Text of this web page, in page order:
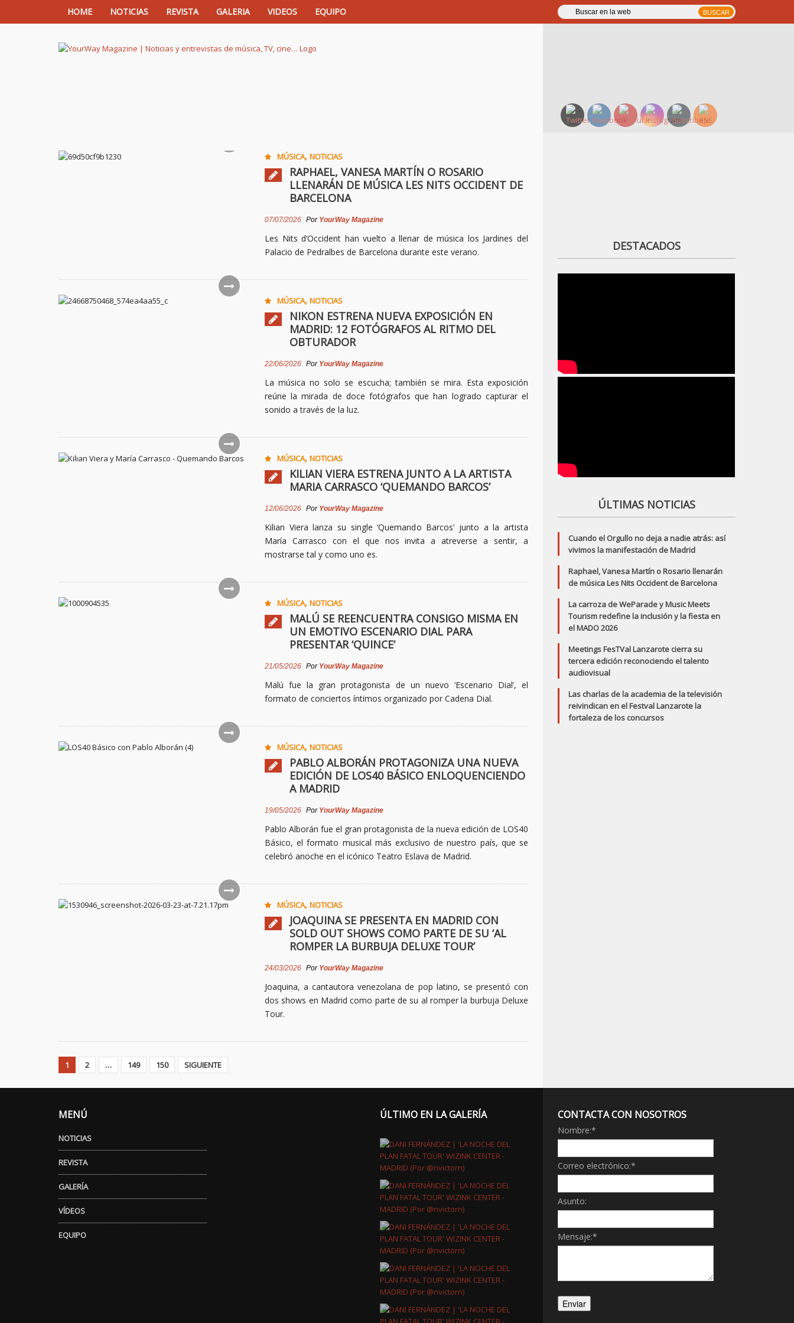
HOME NOTICIAS REVISTA GALERIA VIDEOS EQUIPO
MÚSICA, NOTICIAS
RAPHAEL, VANESA MARTÍN O ROSARIO
LLENARÁN DE MÚSICA LES NITS OCCIDENT DE
BARCELONA
07/07/2026 Por YourWay Magazine
Les Nits d’Occident han vuelto a llenar de música los Jardines del
Palacio de Pedralbes de Barcelona durante este verano.
MÚSICA, NOTICIAS
NIKON ESTRENA NUEVA EXPOSICIÓN EN
MADRID: 12 FOTÓGRAFOS AL RITMO DEL
OBTURADOR
22/06/2026 Por YourWay Magazine
La música no solo se escucha; también se mira. Esta exposición
reúne la mirada de doce fotógrafos que han logrado capturar el
sonido a través de la luz.
MÚSICA, NOTICIAS
KILIAN VIERA ESTRENA JUNTO A LA ARTISTA
MARIA CARRASCO ‘QUEMANDO BARCOS’
12/06/2026 Por YourWay Magazine
Kilian Viera lanza su single ‘Quemando Barcos’ junto a la artista
María Carrasco con el que nos invita a atreverse a sentir, a
mostrarse tal y como uno es.
MÚSICA, NOTICIAS
MALÚ SE REENCUENTRA CONSIGO MISMA EN
UN EMOTIVO ESCENARIO DIAL PARA
PRESENTAR ‘QUINCE’
21/05/2026 Por YourWay Magazine
Malú fue la gran protagonista de un nuevo ‘Escenario Dial’, el
formato de conciertos íntimos organizado por Cadena Dial.
MÚSICA, NOTICIAS
PABLO ALBORÁN PROTAGONIZA UNA NUEVA
EDICIÓN DE LOS40 BÁSICO ENLOQUENCIENDO
A MADRID
19/05/2026 Por YourWay Magazine
Pablo Alborán fue el gran protagonista de la nueva edición de LOS40
Básico, el formato musical más exclusivo de nuestro país, que se
celebró anoche en el icónico Teatro Eslava de Madrid.
MÚSICA, NOTICIAS
JOAQUINA SE PRESENTA EN MADRID CON
SOLD OUT SHOWS COMO PARTE DE SU ‘AL
ROMPER LA BURBUJA DELUXE TOUR’
24/03/2026 Por YourWay Magazine
Joaquina, a cantautora venezolana de pop latino, se presentó con
dos shows en Madrid como parte de su al romper la burbuja Deluxe
Tour.
1 2 … 149 150 SIGUIENTE
DESTACADOS
ÚLTIMAS NOTICIAS
Cuando el Orgullo no deja a nadie atrás: así
vivimos la manifestación de Madrid
Raphael, Vanesa Martín o Rosario llenarán
de música Les Nits Occident de Barcelona
La carroza de WeParade y Music Meets
Tourism redefine la inclusión y la fiesta en
el MADO 2026
Meetings FesTVal Lanzarote cierra su
tercera edición reconociendo el talento
audiovisual
Las charlas de la academia de la televisión
reivindican en el Festval Lanzarote la
fortaleza de los concursos
MENÚ
NOTICIAS
REVISTA
GALERÍA
VÍDEOS
EQUIPO
ÚLTIMO EN LA GALERÍA CONTACTA CON NOSOTROS
Nombre:*
Correo electrónico:*
Asunto:
Mensaje:*